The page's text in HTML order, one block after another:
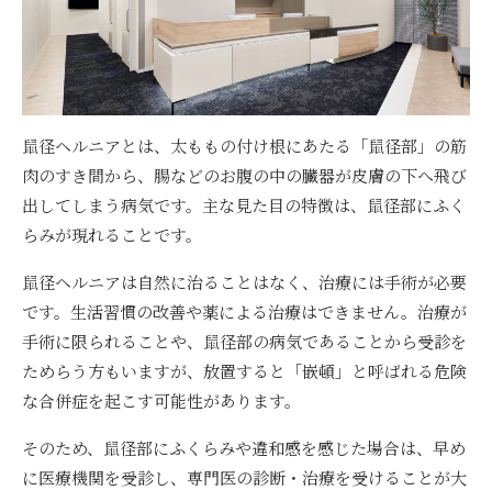
鼠径ヘルニアとは、太ももの付け根にあたる「鼠径部」の筋
肉のすき間から、腸などのお腹の中の臓器が皮膚の下へ飛び
出してしまう病気です。主な見た目の特徴は、鼠径部にふく
らみが現れることです。
鼠径ヘルニアは自然に治ることはなく、治療には手術が必要
です。生活習慣の改善や薬による治療はできません。治療が
手術に限られることや、鼠径部の病気であることから受診を
ためらう方もいますが、放置すると「嵌頓」と呼ばれる危険
な合併症を起こす可能性があります。
そのため、鼠径部にふくらみや違和感を感じた場合は、早め
に医療機関を受診し、専門医の診断・治療を受けることが大